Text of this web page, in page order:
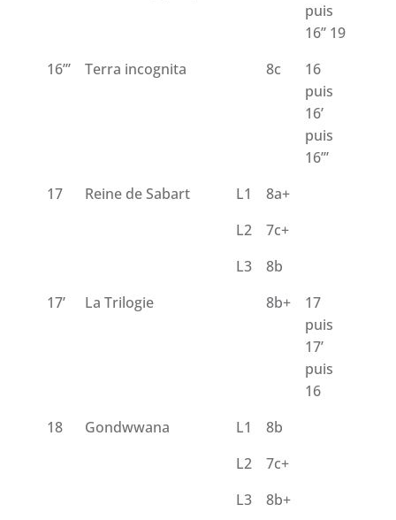
puis
16’’ 19
16’’’
Terra incognita 8c
16
puis
16’
puis
16’’’
17
Reine de Sabart L1
8a+
L2
7c+
L3
8b
17’
La Trilogie 8b+
17
puis
17’
puis
16
18
Gondwwana L1
8b
L2
7c+
L3
8b+